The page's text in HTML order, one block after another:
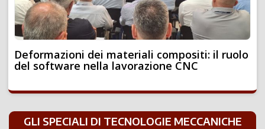
Deformazioni dei materiali compositi: il ruolo
del software nella lavorazione CNC
GLI SPECIALI DI TECNOLOGIE MECCANICHE